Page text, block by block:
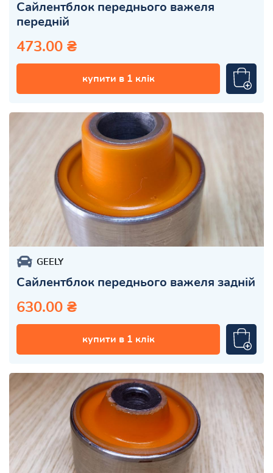
Сайлентблок переднього важеля
передній
473.00 ₴
купити в 1 клік
GEELY
Сайлентблок переднього важеля задній
630.00 ₴
купити в 1 клік